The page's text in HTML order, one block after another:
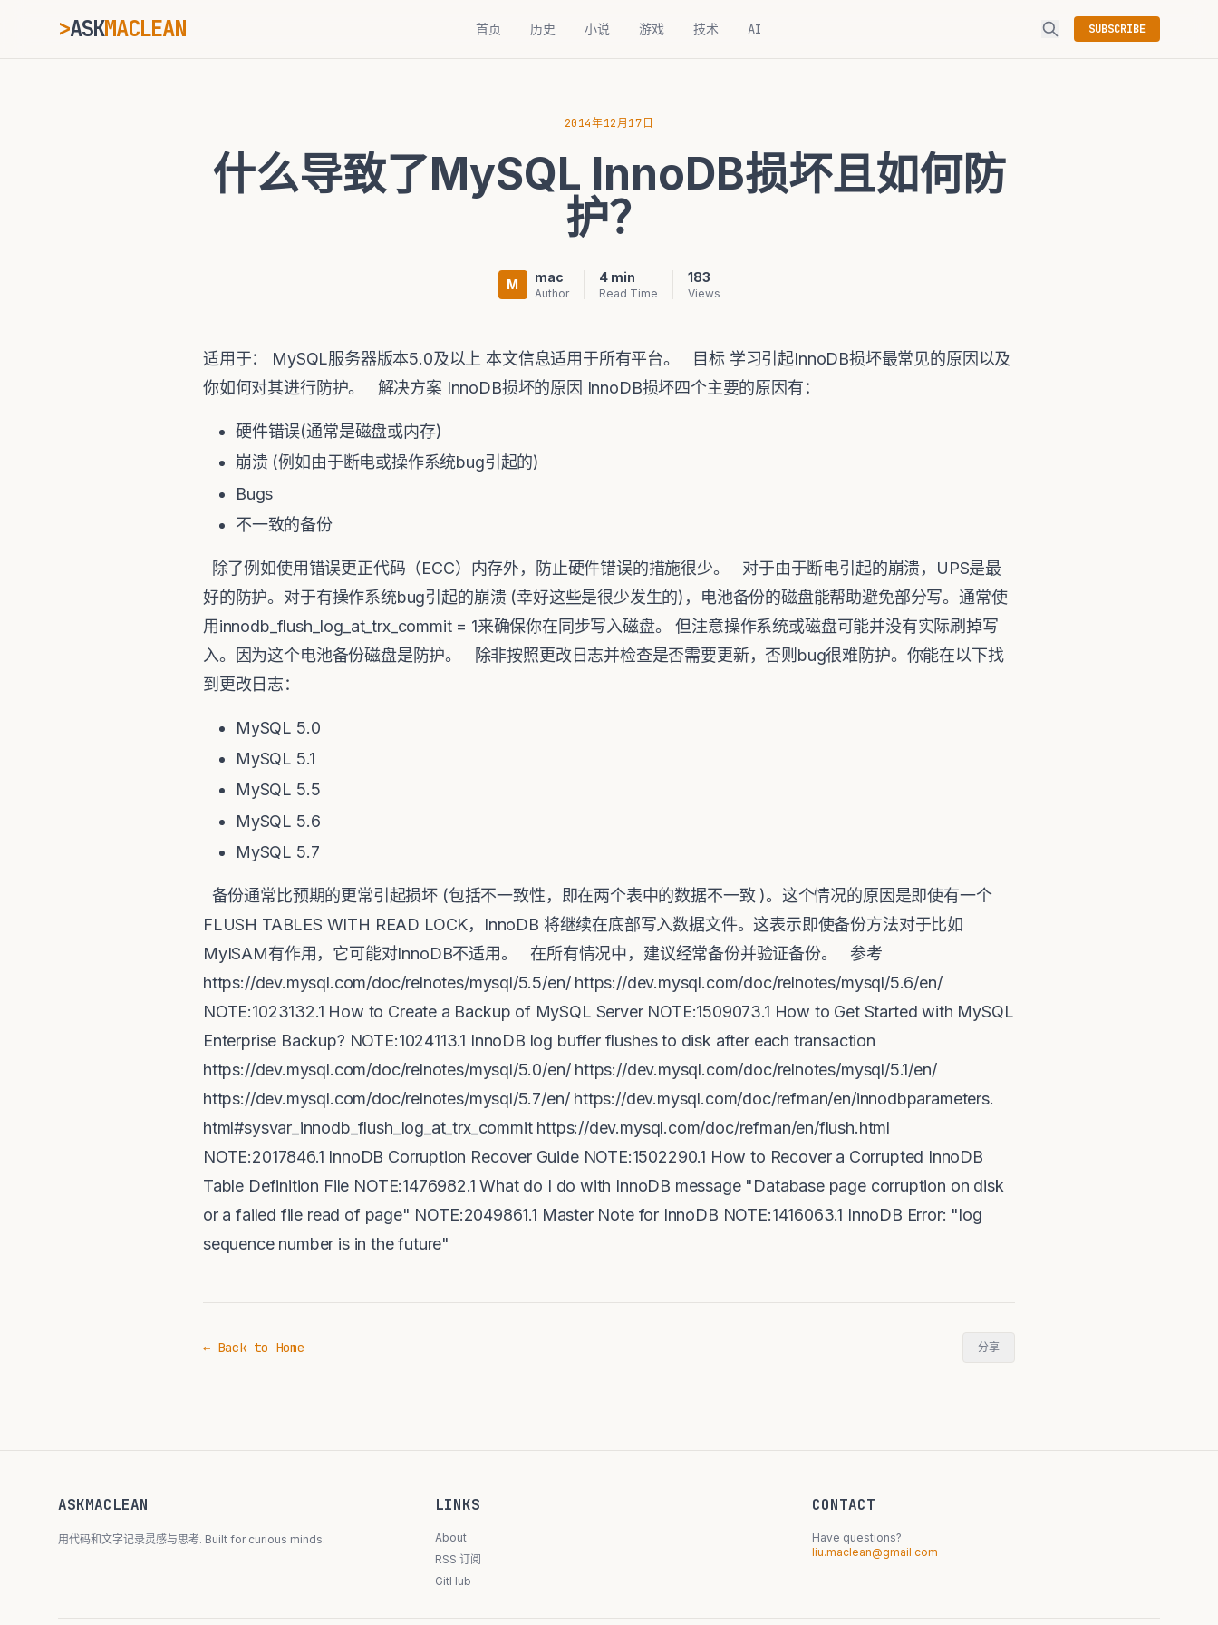
>ASKMACLEAN_ 首页 历史 小说 游戏 技术 AI SUBSCRIBE
2014年12月17日
什么导致了MySQL InnoDB损坏且如何防
护？
M mac
Author
4 min
Read Time
183
Views
适用于： MySQL服务器版本5.0及以上 本文信息适用于所有平台。 目标 学习引起InnoDB损坏最常见的原因以及
你如何对其进行防护。 解决方案 InnoDB损坏的原因 InnoDB损坏四个主要的原因有：
硬件错误(通常是磁盘或内存)
崩溃 (例如由于断电或操作系统bug引起的)
Bugs
不一致的备份
除了例如使用错误更正代码（ECC）内存外，防止硬件错误的措施很少。 对于由于断电引起的崩溃，UPS是最
好的防护。对于有操作系统bug引起的崩溃 (幸好这些是很少发生的)，电池备份的磁盘能帮助避免部分写。通常使
用innodb_flush_log_at_trx_commit = 1来确保你在同步写入磁盘。 但注意操作系统或磁盘可能并没有实际刷掉写
入。因为这个电池备份磁盘是防护。 除非按照更改日志并检查是否需要更新，否则bug很难防护。你能在以下找
到更改日志：
MySQL 5.0
MySQL 5.1
MySQL 5.5
MySQL 5.6
MySQL 5.7
备份通常比预期的更常引起损坏 (包括不一致性，即在两个表中的数据不一致 )。这个情况的原因是即使有一个
FLUSH TABLES WITH READ LOCK，InnoDB 将继续在底部写入数据文件。这表示即使备份方法对于比如
MyISAM有作用，它可能对InnoDB不适用。 在所有情况中，建议经常备份并验证备份。 参考
https://dev.mysql.com/doc/relnotes/mysql/5.5/en/ https://dev.mysql.com/doc/relnotes/mysql/5.6/en/
NOTE:1023132.1 How to Create a Backup of MySQL Server NOTE:1509073.1 How to Get Started with MySQL
Enterprise Backup? NOTE:1024113.1 InnoDB log buffer flushes to disk after each transaction
https://dev.mysql.com/doc/relnotes/mysql/5.0/en/ https://dev.mysql.com/doc/relnotes/mysql/5.1/en/
https://dev.mysql.com/doc/relnotes/mysql/5.7/en/ https://dev.mysql.com/doc/refman/en/innodbparameters.
html#sysvar_innodb_flush_log_at_trx_commit https://dev.mysql.com/doc/refman/en/flush.html
NOTE:2017846.1 InnoDB Corruption Recover Guide NOTE:1502290.1 How to Recover a Corrupted InnoDB
Table Definition File NOTE:1476982.1 What do I do with InnoDB message "Database page corruption on disk
or a failed file read of page" NOTE:2049861.1 Master Note for InnoDB NOTE:1416063.1 InnoDB Error: "log
sequence number is in the future"
← Back to Home 分享
ASKMACLEAN
用代码和文字记录灵感与思考. Built for curious minds.
LINKS
About
RSS 订阅
GitHub
CONTACT
Have questions?
liu.maclean@gmail.com